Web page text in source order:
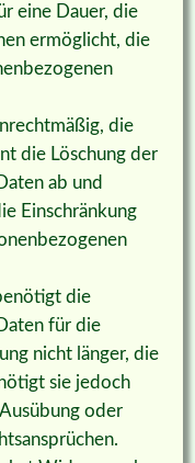
eine Dauer, die
ermöglicht, die
die
die Löschung der
ab und
Einschränkung
die
für die
nicht länger, die
sie jedoch
oder